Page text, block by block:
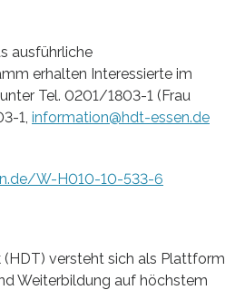
ausführliche
erhalten Interessierte im
Tel. 0201/1803-1 (Frau
1, information@hdt-essen.de
W-H010-10-533-6
(HDT) versteht sich als Plattform
Weiterbildung auf höchstem